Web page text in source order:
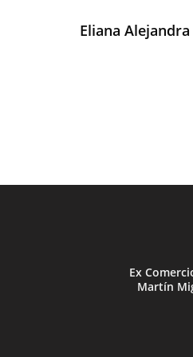
Eliana
Ex
Martín